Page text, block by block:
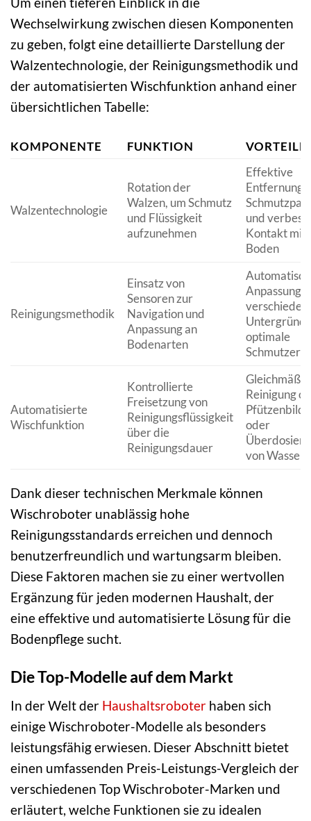
Wechselwirkung zwischen diesen Komponenten
zu geben, folgt eine detaillierte Darstellung der
Walzentechnologie, der Reinigungsmethodik und
der automatisierten Wischfunktion anhand einer
übersichtlichen Tabelle:
KOMPONENTE FUNKTION VORTEILE
Walzentechnologie
Rotation der
Walzen, um Schmutz
und Flüssigkeit
aufzunehmen
Effektive
Entfernung
und
Kontakt mit
Boden
Reinigungsmethodik
Einsatz von
Sensoren zur
Navigation und
Anpassung an
Bodenarten
Anpassung
optimale
Automatisierte
Wischfunktion
Kontrollierte
Freisetzung von
Reinigungsflüssigkeit
über die
Reinigungsdauer
Reinigung
oder
von Wasser
Dank dieser technischen Merkmale können
Wischroboter unablässig hohe
Reinigungsstandards erreichen und dennoch
benutzerfreundlich und wartungsarm bleiben.
Diese Faktoren machen sie zu einer wertvollen
Ergänzung für jeden modernen Haushalt, der
eine effektive und automatisierte Lösung für die
Bodenpflege sucht.
Die Top-Modelle auf dem Markt
In der Welt der Haushaltsroboter haben sich
einige Wischroboter-Modelle als besonders
leistungsfähig erwiesen. Dieser Abschnitt bietet
einen umfassenden Preis-Leistungs-Vergleich der
verschiedenen Top Wischroboter-Marken und
erläutert, welche Funktionen sie zu idealen